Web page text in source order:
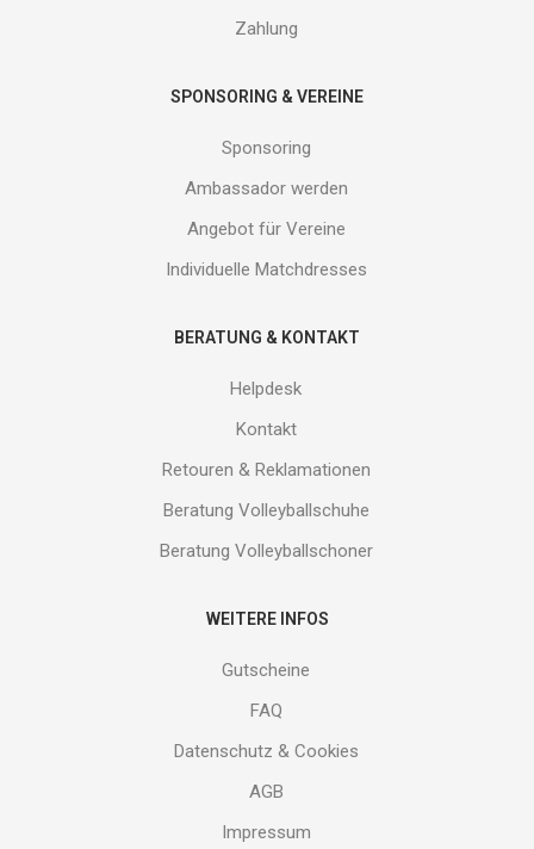
Zahlung
SPONSORING & VEREINE
Sponsoring
Ambassador werden
Angebot für Vereine
Individuelle Matchdresses
BERATUNG & KONTAKT
Helpdesk
Kontakt
Retouren & Reklamationen
Beratung Volleyballschuhe
Beratung Volleyballschoner
WEITERE INFOS
Gutscheine
FAQ
Datenschutz & Cookies
AGB
Impressum